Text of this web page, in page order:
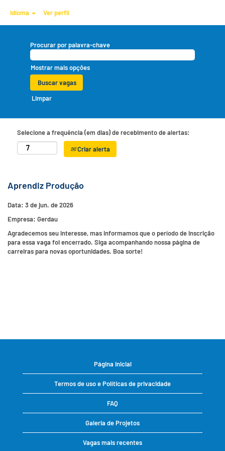
Idioma Ver perfil
Procurar por palavra-chave
Mostrar mais opções
Limpar
Selecione a frequência (em dias) de recebimento de alertas:
Criar alerta
Aprendiz Produção
Data: 3 de jun. de 2026
Empresa: Gerdau
Agradecemos seu interesse, mas informamos que o período de inscrição
para essa vaga foi encerrado. Siga acompanhando nossa página de
carreiras para novas oportunidades. Boa sorte!
Página inicial
Termos de uso e Políticas de privacidade
FAQ
Galeria de Projetos
Vagas mais recentes